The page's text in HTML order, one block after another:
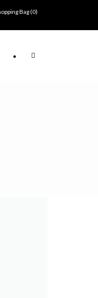
Bag (0)
•